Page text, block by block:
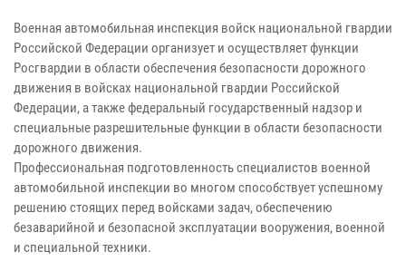
Военная автомобильная инспекция войск национальной гвардии
Российской Федерации организует и осуществляет функции
Росгвардии в области обеспечения безопасности дорожного
движения в войсках национальной гвардии Российской
Федерации, а также федеральный государственный надзор и
специальные разрешительные функции в области безопасности
дорожного движения.
Профессиональная подготовленность специалистов военной
автомобильной инспекции во многом способствует успешному
решению стоящих перед войсками задач, обеспечению
безаварийной и безопасной эксплуатации вооружения, военной
и специальной техники.